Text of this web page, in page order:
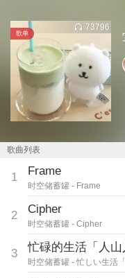
歌单
73796
歌曲列表
1 Frame
时空储蓄罐 - Frame
2 Cipher
时空储蓄罐 - Cipher
3 忙碌的生活「人山
时空储蓄罐 - 忙しい生活